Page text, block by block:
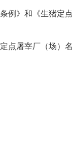
例》 和 《生猪定
点屠宰厂（场）